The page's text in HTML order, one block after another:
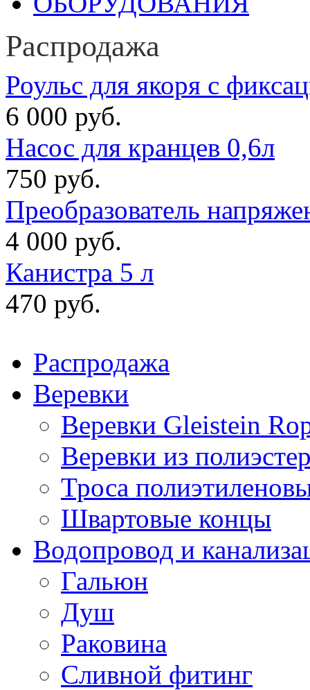
Распродажа
Роульс для якоря с
6 000 руб.
Насос для кранцев 0,6л
750 руб.
Преобразователь
4 000 руб.
Канистра 5 л
470 руб.
Распродажа
Веревки
Веревки Gleistein
Веревки из
Троса
Швартовые концы
Водопровод и
Гальюн
Душ
Раковина
Сливной фитинг